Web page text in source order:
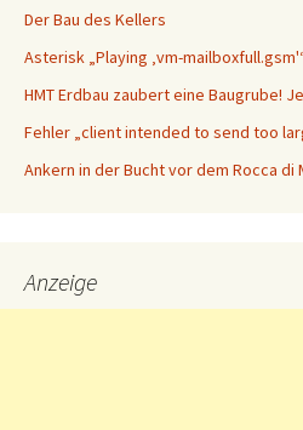
Der Bau des Kellers
Asterisk „Playing ‚vm-
HMT Erdbau zaubert eine Baugrube!
Fehler „client intended to send too
Ankern in der Bucht vor dem Rocca di
Anzeige